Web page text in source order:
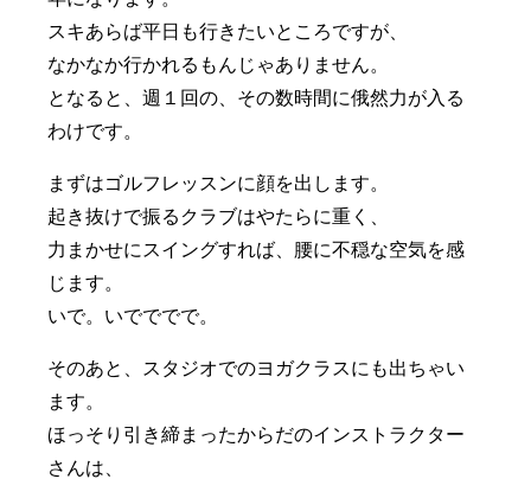
スキあらば平日も行きたいところですが、
なかなか行かれるもんじゃありません。
となると、週１回の、その数時間に俄然力が入る
わけです。
まずはゴルフレッスンに顔を出します。
起き抜けで振るクラブはやたらに重く、
力まかせにスイングすれば、腰に不穏な空気を感
じます。
いで。いでででで。
そのあと、スタジオでのヨガクラスにも出ちゃい
ます。
ほっそり引き締まったからだのインストラクター
さんは、